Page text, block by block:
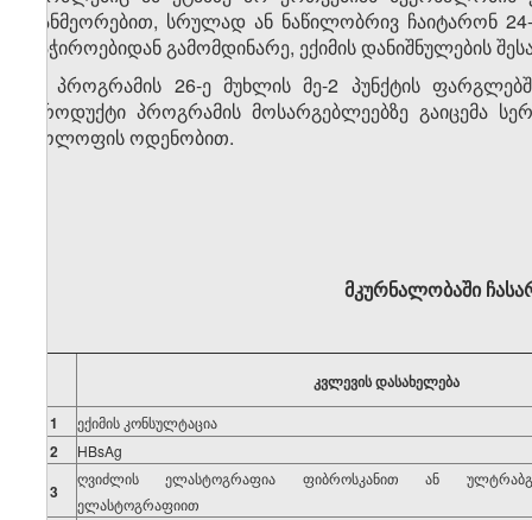
განმეორებით, სრულად ან ნაწილობრივ ჩაიტარონ
საჭიროებიდან გამომდინარე, ექიმის დანიშნულების
5. პროგრამის 26-ე მუხლის მე-2 პუნქტის
პროდუქტი პროგრამის მოსარგებლეებზე გაიცემა
კოლოფის ოდენობით.
მკურნალობაში
კვლევის დასახელება
1
ექიმის კონსულტაცია
2 HBsAg
3
ღვიძლის ელასტოგრაფია ფიბროსკანით ან
ელასტოგრაფიით